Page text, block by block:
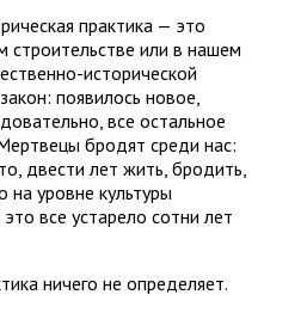
практика — это
строительстве или в нашем
исторической
появилось новое,
все остальное
бродят среди нас:
двести лет жить, бродить,
на уровне культуры
все устарело сотни лет
ничего не определяет.